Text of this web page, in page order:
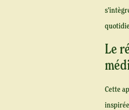
Le
Cette